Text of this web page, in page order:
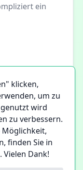
ein
klicken,
um zu
wird
zu verbessern.
finden Sie in
. Vielen Dank!